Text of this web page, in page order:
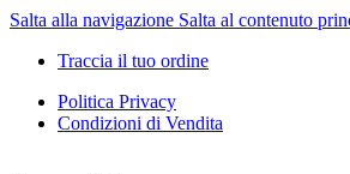
Salta alla navigazione Salta al contenuto
Traccia il tuo ordine
Politica Privacy
Condizioni di Vendita